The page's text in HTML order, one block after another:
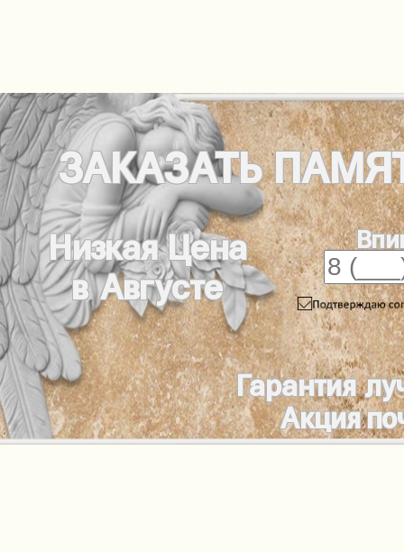
ЗАКАЗАТЬ
Низкая Цена
в Августе
Гарантия
Акция